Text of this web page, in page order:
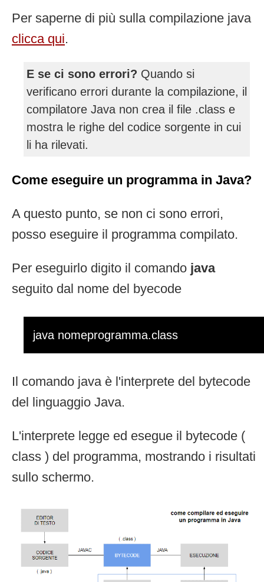
Per saperne di più sulla compilazione java
clicca qui.
E se ci sono errori? Quando si
verificano errori durante la compilazione, il
compilatore Java non crea il file .class e
mostra le righe del codice sorgente in cui
li ha rilevati.
Come eseguire un programma in Java?
A questo punto, se non ci sono errori,
posso eseguire il programma compilato.
Per eseguirlo digito il comando java
seguito dal nome del byecode
java nomeprogramma.class
Il comando java è l'interprete del bytecode
del linguaggio Java.
L'interprete legge ed esegue il bytecode (
class ) del programma, mostrando i risultati
sullo schermo.